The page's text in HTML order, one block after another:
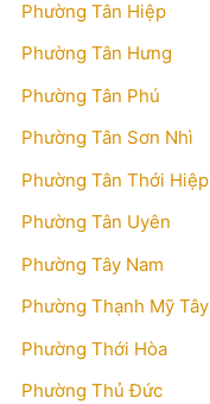
Phường Tân Hiệp
Phường Tân Hưng
Phường Tân Phú
Phường Tân Sơn Nhì
Phường Tân Thới Hiệp
Phường Tân Uyên
Phường Tây Nam
Phường Thạnh Mỹ Tây
Phường Thới Hòa
Phường Thủ Đức